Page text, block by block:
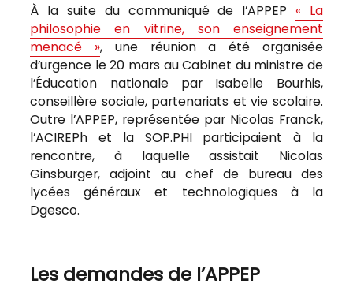
À la suite du communiqué de l’APPEP « La
philosophie en vitrine, son enseignement
menacé », une réunion a été organisée
d’urgence le 20 mars au Cabinet du ministre de
l’Éducation nationale par Isabelle Bourhis,
conseillère sociale, partenariats et vie scolaire.
Outre l’APPEP, représentée par Nicolas Franck,
l’ACIREPh et la SOP.PHI participaient à la
rencontre, à laquelle assistait Nicolas
Ginsburger, adjoint au chef de bureau des
lycées généraux et technologiques à la
Dgesco.
Les demandes de l’APPEP